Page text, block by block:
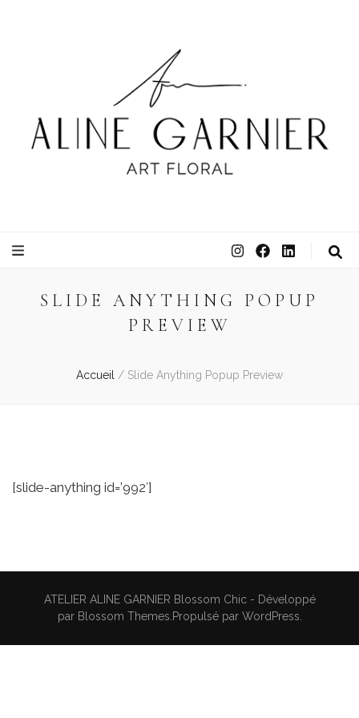
SLIDE ANYTHING POPUP
PREVIEW
Accueil / Slide Anything Popup Preview
[slide-anything id=’992′]
ATELIER ALINE GARNIER Blossom Chic - Développé
par Blossom Themes.Propulsé par WordPress.